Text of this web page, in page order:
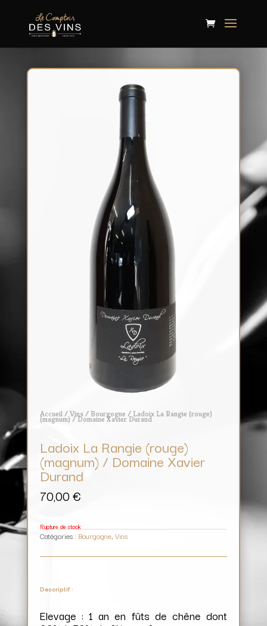
Accueil/Vins/ Bourgogne / Ladoix La Rangie (rouge)
(magnum) / Domaine Xavier Durand
Ladoix La Rangie (rouge)
(magnum) / Domaine Xavier
Durand
70,00€
Rupture de stock
Catégories : Bourgogne, Vins
Descriptif :
Elevage : 1 an en fûts de chêne dont